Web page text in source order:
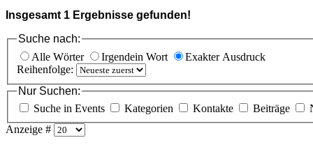
Insgesamt 1 Ergebnisse gefunden!
Suche nach:
Alle Wörter
Irgendein Wort
Exakter Ausdruck
Reihenfolge:
Nur Suchen:
Suche in Events
Kategorien Kontakte Beiträge
Anzeige #